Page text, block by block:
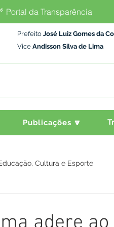
Portal da Transparência
Prefeito José Luiz Gomes da
Vice Andisson Silva de Lima
Publicações 🔽
Cultura e Esporte